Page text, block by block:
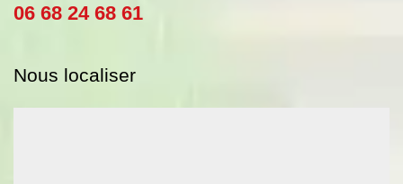
06 68 24 68 61
Nous localiser